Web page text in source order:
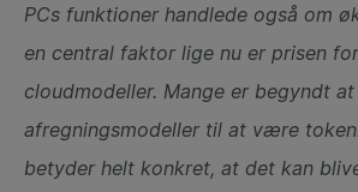
PCs funktioner handlede også om
en central faktor lige nu er prisen
cloudmodeller. Mange er begyndt
afregningsmodeller til at være
betyder helt konkret, at det kan